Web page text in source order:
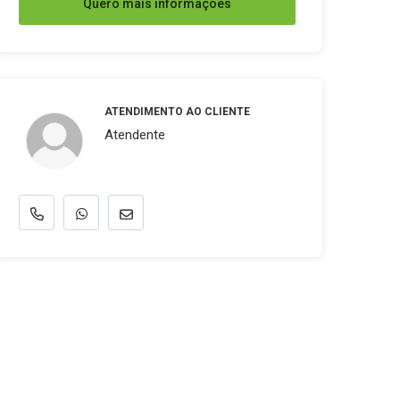
Quero mais informações
ATENDIMENTO AO CLIENTE
Atendente